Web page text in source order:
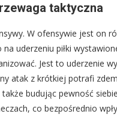
taktyczna
W ofensywie jest on
uderzeniu piłki
Jest to uderzenie
atak z krótkiej potrafi
budując pewność
co bezpośrednio